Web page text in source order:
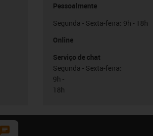
Pessoalmente
Segunda - Sexta-feira: 9h - 18h
Online
Serviço de chat
Segunda - Sexta-feira:
9h -
18h